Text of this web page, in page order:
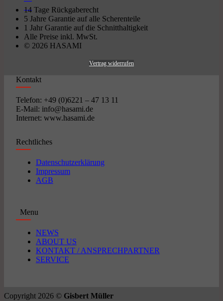
14 Tage Rückgaberecht
5 Jahre Garantie auf alle Scherenteile
1 Jahr Garantie auf die Schnitthaltigkeit
Alle Preise inkl. MwSt.
© 2026 HASAMI
Vertrag widerrufen
Kontakt
Telefon: +49 (0)6221 – 47 13 11
E-Mail: info@hasami.de
Internet: www.hasami.de
Rechtliches
Datenschutzerklärung
Impressum
AGB
Menu
NEWS
ABOUT US
KONTAKT / ANSPRECHPARTNER
SERVICE
Copyright 2026 © Gisbert Müller